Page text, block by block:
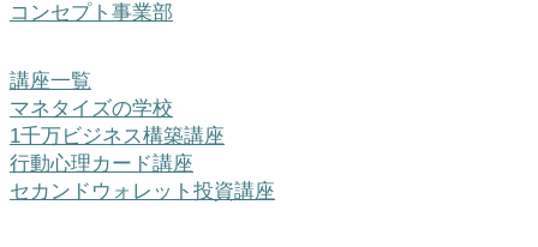
コンセプト事業部
講座一覧
マネタイズの学校
1千万ビジネス構築講座
行動心理カード講座
セカンドウォレット投資講座